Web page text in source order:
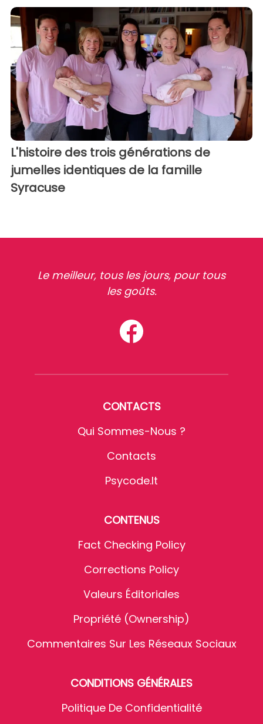
L'histoire des trois générations de
jumelles identiques de la famille
Syracuse
Le meilleur, tous les jours, pour tous
les goûts.
CONTACTS
Qui Sommes-Nous ?
Contacts
Psycode.it
CONTENUS
Fact Checking Policy
Corrections Policy
Valeurs Éditoriales
Propriété (Ownership)
Commentaires Sur Les Réseaux Sociaux
CONDITIONS GÉNÉRALES
Politique De Confidentialité